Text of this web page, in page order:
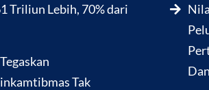
Triliun Lebih, 70% dari
Tak